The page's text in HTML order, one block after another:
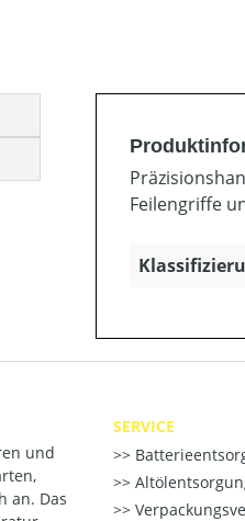
Feilengriffe
und
an. Das
SERVICE